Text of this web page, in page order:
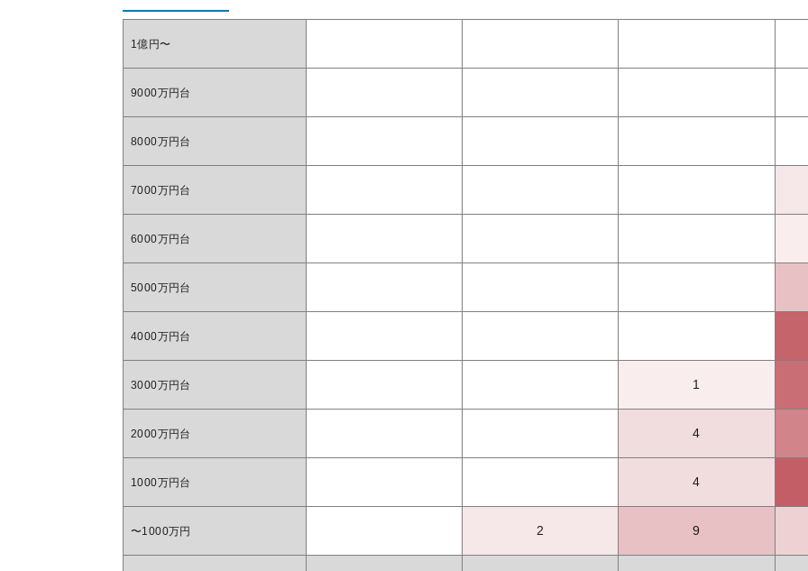
1億円〜
9000万円台
8000万円台
7000万円台
6000万円台
5000万円台
4000万円台
3000万円台 1
2000万円台 4
1000万円台 4
〜1000万円 2 9